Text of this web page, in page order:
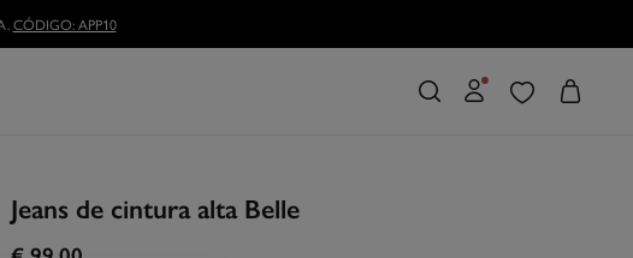
Jeans de cintura alta Belle